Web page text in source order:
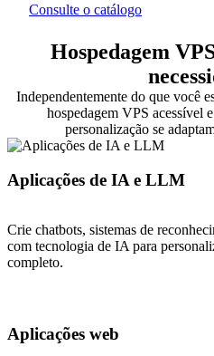
Consulte o catálogo
Hospedagem
Independentemente do que você
hospedagem VPS acessível
personalização se
Aplicações de IA e LLM
Crie chatbots, sistemas de
com tecnologia de IA para
completo.
Aplicações web